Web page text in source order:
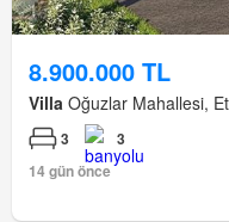
8.900.000 TL
Villa Oğuzlar Mahallesi,
3
3
14 gün önce